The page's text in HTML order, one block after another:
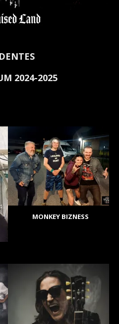
2024-2025
MONKEY BIZNESS